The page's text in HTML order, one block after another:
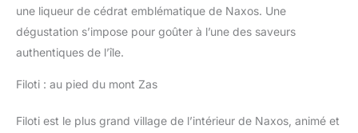
une liqueur de cédrat emblématique de Naxos. Une
dégustation s’impose pour goûter à l’une des saveurs
authentiques de l’île.
Filoti : au pied du mont Zas
Filoti est le plus grand village de l’intérieur de Naxos, animé et